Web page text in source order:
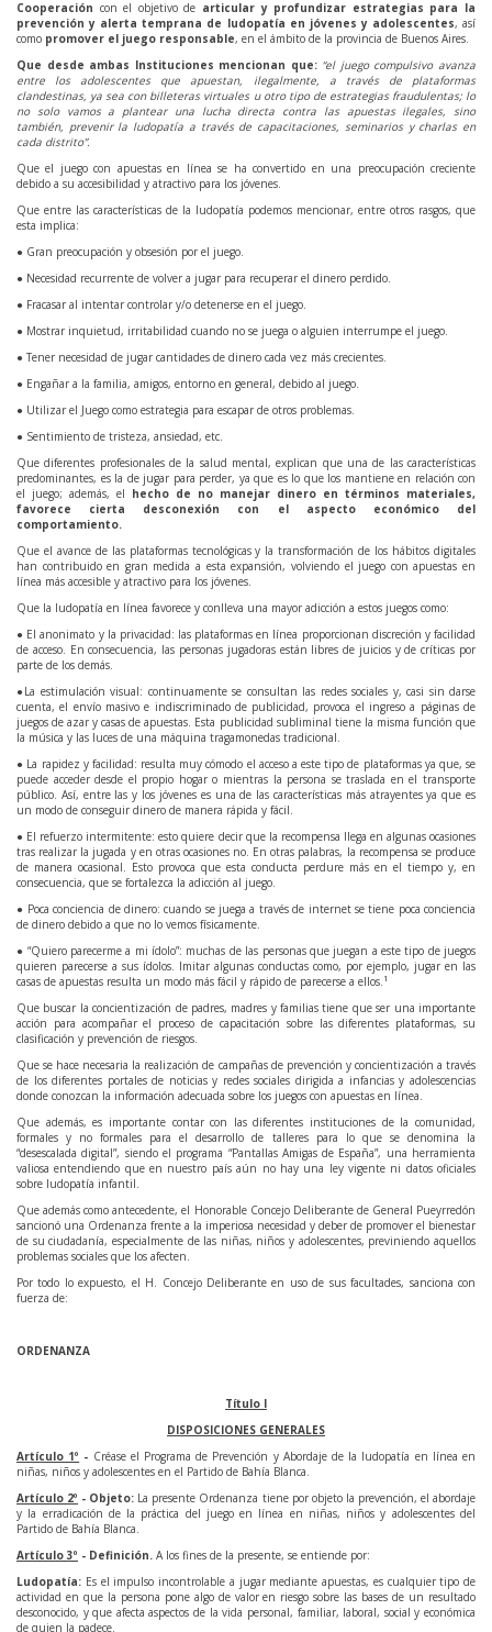
Cooperación con el objetivo de articular y profundizar estrategias para la
prevención y alerta temprana de ludopatía en jóvenes y adolescentes, así
como promover el juego responsable, en el ámbito de la provincia de Buenos Aires.
Que desde ambas Instituciones mencionan que: “el juego compulsivo avanza
entre los adolescentes que apuestan, ilegalmente, a través de plataformas
clandestinas, ya sea con billeteras virtuales u otro tipo de estrategias fraudulentas; lo
no solo vamos a plantear una lucha directa contra las apuestas ilegales, sino
también, prevenir la ludopatía a través de capacitaciones, seminarios y charlas en
cada distrito”.
Que el juego con apuestas en línea se ha convertido en una preocupación creciente
debido a su accesibilidad y atractivo para los jóvenes.
Que entre las características de la ludopatía podemos mencionar, entre otros rasgos, que
esta implica:
● Gran preocupación y obsesión por el juego.
● Necesidad recurrente de volver a jugar para recuperar el dinero perdido.
● Fracasar al intentar controlar y/o detenerse en el juego.
● Mostrar inquietud, irritabilidad cuando no se juega o alguien interrumpe el juego.
● Tener necesidad de jugar cantidades de dinero cada vez más crecientes.
● Engañar a la familia, amigos, entorno en general, debido al juego.
● Utilizar el Juego como estrategia para escapar de otros problemas.
● Sentimiento de tristeza, ansiedad, etc.
Que diferentes profesionales de la salud mental, explican que una de las características
predominantes, es la de jugar para perder, ya que es lo que los mantiene en relación con
el juego; además, el hecho de no manejar dinero en términos materiales,
favorece cierta desconexión con el aspecto económico del
comportamiento.
Que el avance de las plataformas tecnológicas y la transformación de los hábitos digitales
han contribuido en gran medida a esta expansión, volviendo el juego con apuestas en
línea más accesible y atractivo para los jóvenes.
Que la ludopatía en línea favorece y conlleva una mayor adicción a estos juegos como:
● El anonimato y la privacidad: las plataformas en línea proporcionan discreción y facilidad
de acceso. En consecuencia, las personas jugadoras están libres de juicios y de críticas por
parte de los demás.
●La estimulación visual: continuamente se consultan las redes sociales y, casi sin darse
cuenta, el envío masivo e indiscriminado de publicidad, provoca el ingreso a páginas de
juegos de azar y casas de apuestas. Esta publicidad subliminal tiene la misma función que
la música y las luces de una máquina tragamonedas tradicional.
● La rapidez y facilidad: resulta muy cómodo el acceso a este tipo de plataformas ya que, se
puede acceder desde el propio hogar o mientras la persona se traslada en el transporte
público. Así, entre las y los jóvenes es una de las características más atrayentes ya que es
un modo de conseguir dinero de manera rápida y fácil.
● El refuerzo intermitente: esto quiere decir que la recompensa llega en algunas ocasiones
tras realizar la jugada y en otras ocasiones no. En otras palabras, la recompensa se produce
de manera ocasional. Esto provoca que esta conducta perdure más en el tiempo y, en
consecuencia, que se fortalezca la adicción al juego.
● Poca conciencia de dinero: cuando se juega a través de internet se tiene poca conciencia
de dinero debido a que no lo vemos físicamente.
● “Quiero parecerme a mi ídolo”: muchas de las personas que juegan a este tipo de juegos
quieren parecerse a sus ídolos. Imitar algunas conductas como, por ejemplo, jugar en las
casas de apuestas resulta un modo más fácil y rápido de parecerse a ellos. 1
Que buscar la concientización de padres, madres y familias tiene que ser una importante
acción para acompañar el proceso de capacitación sobre las diferentes plataformas, su
clasificación y prevención de riesgos.
Que se hace necesaria la realización de campañas de prevención y concientización a través
de los diferentes portales de noticias y redes sociales dirigida a infancias y adolescencias
donde conozcan la información adecuada sobre los juegos con apuestas en línea.
Que además, es importante contar con las diferentes instituciones de la comunidad,
formales y no formales para el desarrollo de talleres para lo que se denomina la
“desescalada digital”, siendo el programa “Pantallas Amigas de España”, una herramienta
valiosa entendiendo que en nuestro país aún no hay una ley vigente ni datos oficiales
sobre ludopatía infantil.
Que además como antecedente, el Honorable Concejo Deliberante de General Pueyrredón
sancionó una Ordenanza frente a la imperiosa necesidad y deber de promover el bienestar
de su ciudadanía, especialmente de las niñas, niños y adolescentes, previniendo aquellos
problemas sociales que los afecten.
Por todo lo expuesto, el H. Concejo Deliberante en uso de sus facultades, sanciona con
fuerza de:
ORDENANZA
Título I
DISPOSICIONES GENERALES
Artículo 1º - Créase el Programa de Prevención y Abordaje de la ludopatía en línea en
niñas, niños y adolescentes en el Partido de Bahía Blanca.
Artículo 2º - Objeto: La presente Ordenanza tiene por objeto la prevención, el abordaje
y la erradicación de la práctica del juego en línea en niñas, niños y adolescentes del
Partido de Bahía Blanca.
Artículo 3º - Definición. A los fines de la presente, se entiende por:
Ludopatía: Es el impulso incontrolable a jugar mediante apuestas, es cualquier tipo de
actividad en que la persona pone algo de valor en riesgo sobre las bases de un resultado
desconocido, y que afecta aspectos de la vida personal, familiar, laboral, social y económica
de quien la padece.